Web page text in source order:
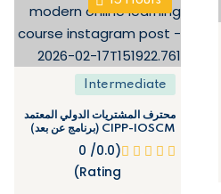
Intermediate
محترف المشتريات الدولي المعتمد
CIPP-IOSCM (برنامج عن بعد)
(0.0/ 0
Rating)